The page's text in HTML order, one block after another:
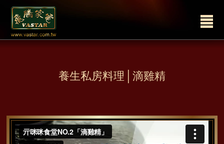
養生私房料理│滴雞精